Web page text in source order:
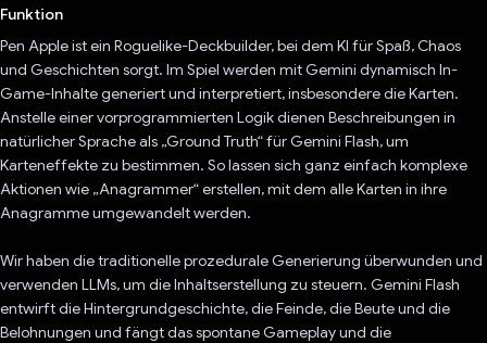
Funktion
Pen Apple ist ein Roguelike-Deckbuilder, bei dem KI für Spaß, Chaos
und Geschichten sorgt. Im Spiel werden mit Gemini dynamisch In-
Game-Inhalte generiert und interpretiert, insbesondere die Karten.
Anstelle einer vorprogrammierten Logik dienen Beschreibungen in
natürlicher Sprache als „Ground Truth“ für Gemini Flash, um
Karteneffekte zu bestimmen. So lassen sich ganz einfach komplexe
Aktionen wie „Anagrammer“ erstellen, mit dem alle Karten in ihre
Anagramme umgewandelt werden.
Wir haben die traditionelle prozedurale Generierung überwunden und
verwenden LLMs, um die Inhaltserstellung zu steuern. Gemini Flash
entwirft die Hintergrundgeschichte, die Feinde, die Beute und die
Belohnungen und fängt das spontane Gameplay und die